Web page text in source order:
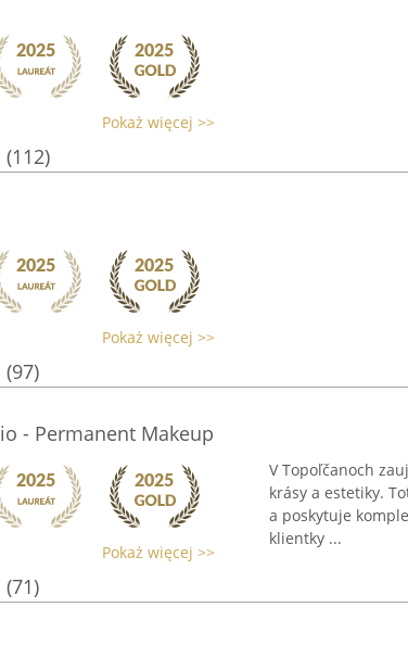
Pokaż więcej >>
(112)
Pokaż więcej >>
(97)
- Permanent Makeup
Pokaż więcej >>
(71)
V Topoľčanoch
krásy a estetiky.
a poskytuje
klientky ...